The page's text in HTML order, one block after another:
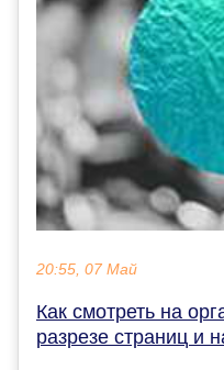
20:55, 07 Май
Как смотреть на
разрезе страниц и